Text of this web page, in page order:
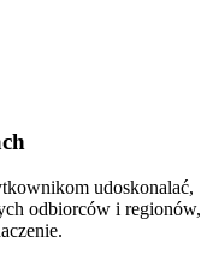
udoskonalać,
odbiorców i regionów,